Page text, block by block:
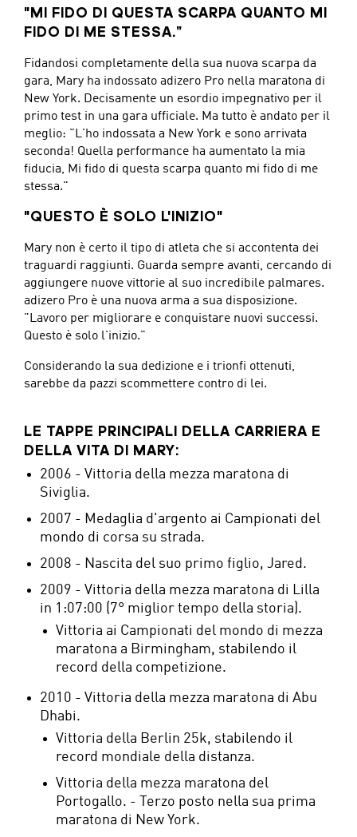
"MI FIDO DI QUESTA SCARPA QUANTO MI
FIDO DI ME STESSA.”
Fidandosi completamente della sua nuova scarpa da
gara, Mary ha indossato adizero Pro nella maratona di
New York. Decisamente un esordio impegnativo per il
primo test in una gara ufficiale. Ma tutto è andato per il
meglio: "L'ho indossata a New York e sono arrivata
seconda! Quella performance ha aumentato la mia
fiducia, Mi fido di questa scarpa quanto mi fido di me
stessa."
"QUESTO È SOLO L'INIZIO"
Mary non è certo il tipo di atleta che si accontenta dei
traguardi raggiunti. Guarda sempre avanti, cercando di
aggiungere nuove vittorie al suo incredibile palmares.
adizero Pro è una nuova arma a sua disposizione.
"Lavoro per migliorare e conquistare nuovi successi.
Questo è solo l'inizio."
Considerando la sua dedizione e i trionfi ottenuti,
sarebbe da pazzi scommettere contro di lei.
LE TAPPE PRINCIPALI DELLA CARRIERA E
DELLA VITA DI MARY:
2006 - Vittoria della mezza maratona di
Siviglia.
2007 - Medaglia d'argento ai Campionati del
mondo di corsa su strada.
2008 - Nascita del suo primo figlio, Jared.
2009 - Vittoria della mezza maratona di Lilla
in 1:07:00 (7° miglior tempo della storia).
Vittoria ai Campionati del mondo di mezza
maratona a Birmingham, stabilendo il
record della competizione.
2010 - Vittoria della mezza maratona di Abu
Dhabi.
Vittoria della Berlin 25k, stabilendo il
record mondiale della distanza.
Vittoria della mezza maratona del
Portogallo. - Terzo posto nella sua prima
maratona di New York.